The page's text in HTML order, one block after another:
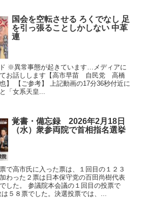
国会を空転させる ろくでなし 足
を引っ張ることしかしない 中革
連
※異常事態が起きています…メディアに
てお話しします【高市早苗 自民党 高橋
【ご参考】 上記動画の17分36秒付近に
「女系天皇...
覚書・備忘録 2026年2月18日
（水）衆参両院で首相指名選挙
で高市氏に入った票は、１回目の１２３
わった２票は日本保守党の百田尚樹代表
した。 参議院本会議の１回目の投票で
５８票でした。決選投票では、...